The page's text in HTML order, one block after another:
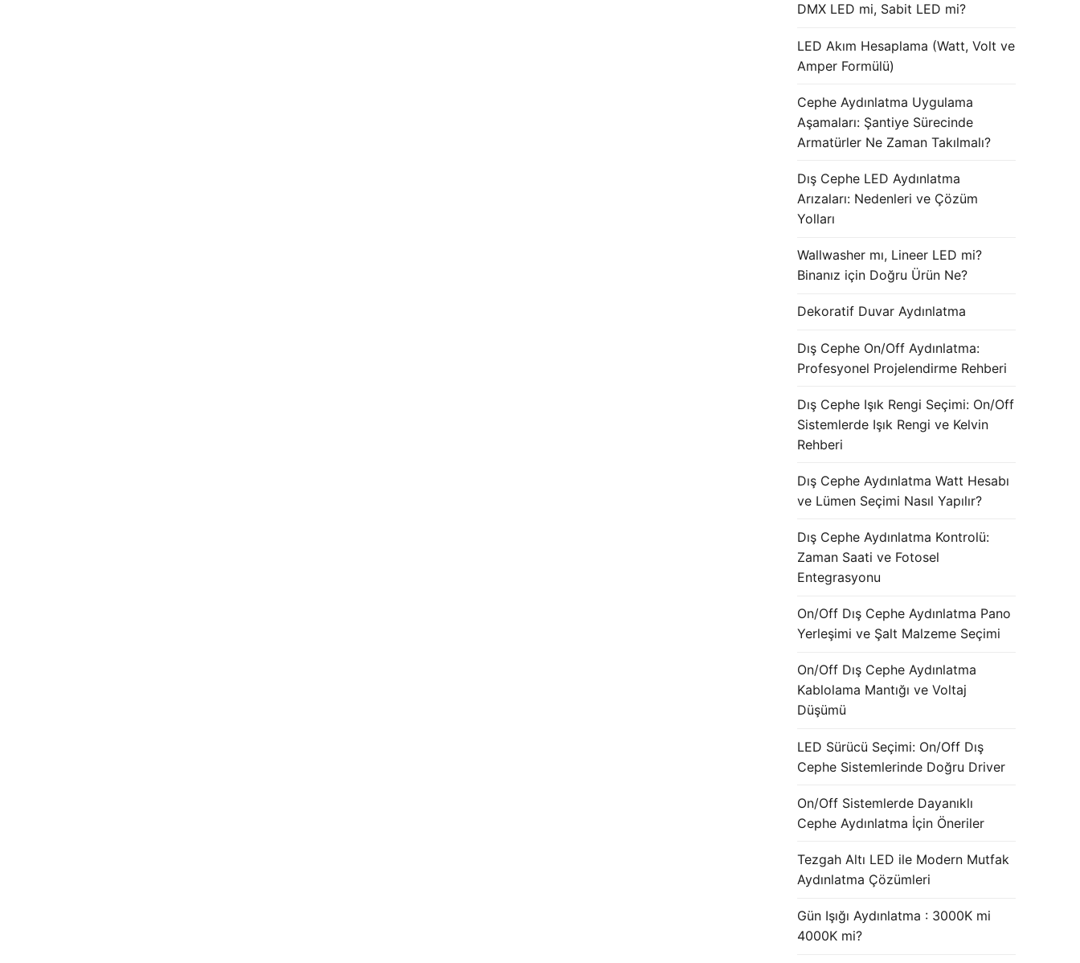
DMX LED mi, Sabit LED mi?
LED Akım Hesaplama (Watt, Volt ve
Amper Formülü)
Cephe Aydınlatma Uygulama
Aşamaları: Şantiye Sürecinde
Armatürler Ne Zaman Takılmalı?
Dış Cephe LED Aydınlatma
Arızaları: Nedenleri ve Çözüm
Yolları
Wallwasher mı, Lineer LED mi?
Binanız için Doğru Ürün Ne?
Dekoratif Duvar Aydınlatma
Dış Cephe On/Off Aydınlatma:
Profesyonel Projelendirme Rehberi
Dış Cephe Işık Rengi Seçimi: On/Off
Sistemlerde Işık Rengi ve Kelvin
Rehberi
Dış Cephe Aydınlatma Watt Hesabı
ve Lümen Seçimi Nasıl Yapılır?
Dış Cephe Aydınlatma Kontrolü:
Zaman Saati ve Fotosel
Entegrasyonu
On/Off Dış Cephe Aydınlatma Pano
Yerleşimi ve Şalt Malzeme Seçimi
On/Off Dış Cephe Aydınlatma
Kablolama Mantığı ve Voltaj
Düşümü
LED Sürücü Seçimi: On/Off Dış
Cephe Sistemlerinde Doğru Driver
On/Off Sistemlerde Dayanıklı
Cephe Aydınlatma İçin Öneriler
Tezgah Altı LED ile Modern Mutfak
Aydınlatma Çözümleri
Gün Işığı Aydınlatma : 3000K mi
4000K mi?